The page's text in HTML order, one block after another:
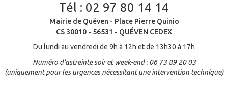
Tél : 02 97 80 14 14
Mairie de Quéven - Place Pierre Quinio
CS 30010 - 56531 - QUÉVEN CEDEX
Du lundi au vendredi de 9h à 12h et de 13h30 à 17h
Numéro d’astreinte soir et week-end : 06 73 89 20 03
(uniquement pour les urgences nécessitant une intervention technique)